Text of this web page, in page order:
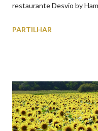
restaurante Desvio by
peças históricas cedidas
PARTILHAR